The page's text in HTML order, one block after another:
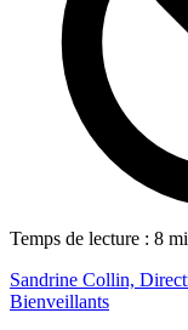
Temps de lecture : 8
Sandrine Collin,
Bienveillants